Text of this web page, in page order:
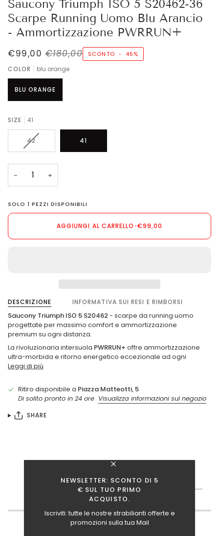
NEWSLETTER: SCONTO DI 5
€ SUL TUO PRIMO
ACQUISTO.
Iscriviti: tutte le nostre strabilianti offerte e
promozioni sulla tua Mail
Saucony Triumph ISO 5 S20462-36
Scarpe Running Uomo Blu Arancio
- Ammortizzazione PWRRUN+
€99,00 €180,00 SCONTO • 45%
COLOR blu orange
BLU ORANGE
SIZE 41
42VARIANTE
NON
DISPONIBILE
41
− +
SOLO1 PEZZI DISPONIBILI
AGGIUNGI AL CARRELLO •€99,00
DESCRIZIONE INFORMATIVA SUI RESI E RIMBORSI
Saucony Triumph ISO 5 S20462 - scarpe da running uomo
progettate per massimo comfort e ammortizzazione
premium su ogni distanza.
La rivoluzionaria intersuola PWRRUN+ offre ammortizzazione
ultra-morbida e ritorno energetico eccezionale ad ogni
Leggi di più
Ritiro disponibile a Piazza Matteotti, 5
Di solito pronto in 24 ore Visualizza informazioni sul negozio
SHARE
TI INTERESSANO ANCHE QUESTI ARTICOLI?